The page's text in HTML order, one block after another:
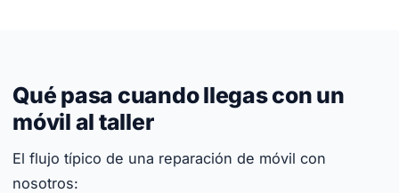
Qué pasa cuando llegas con un
móvil al taller
El flujo típico de una reparación de móvil con
nosotros: